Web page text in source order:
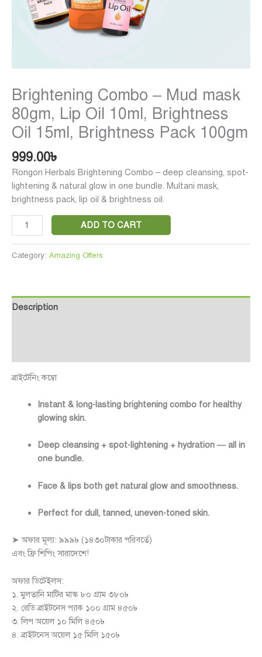
Brightening Combo – Mud mask
80gm, Lip Oil 10ml, Brightness
Oil 15ml, Brightness Pack 100gm
999.00৳
Rongon Herbals Brightening Combo – deep cleansing, spot-
lightening & natural glow in one bundle. Multani mask,
brightness pack, lip oil & brightness oil.
Pack
100gm
ADD TO CART
Category: Amazing Offers
Description
ব্রাইটেনিং কম্বো
Instant & long-lasting brightening combo for healthy
glowing skin.
Deep cleansing + spot-lightening + hydration — all in
one bundle.
Face & lips both get natural glow and smoothness.
Perfect for dull, tanned, uneven-toned skin.
➤ অফার মূল্য: ৯৯৯৳ (১৪৩০টাকার পরিবর্তে)
এবং ফ্রি শিপিং সারাদেশে!
অফার ডিটেইলস:
১. মুলতানি মাটির মাস্ক ৮০ গ্রাম ৩৮০৳
২. রেডি ব্রাইটনেস প্যাক ১০০ গ্রাম ৪৫০৳
৩. লিপ অয়েল ১০ মিলি ৪৫০৳
৪. ব্রাইটনেস অয়েল ১৫ মিলি ১৫০৳